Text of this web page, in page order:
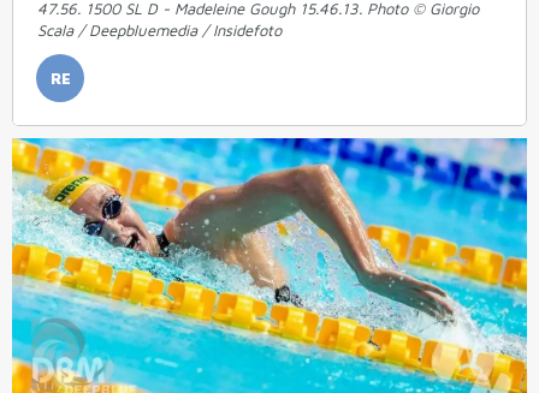
47.56. 1500 SL D - Madeleine Gough 15.46.13. Photo © Giorgio
Scala / Deepbluemedia / Insidefoto
RE